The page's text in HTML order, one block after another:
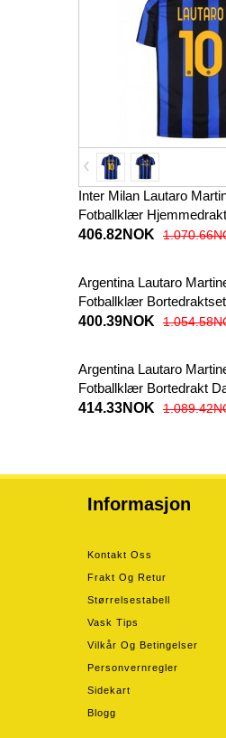
Inter Milan Lautaro
Fotballklær
Kortermet
406.82NOK
Argentina Lautaro
Fotballklær
America 2024 Kortermet
400.39NOK
Argentina Lautaro
Fotballklær Bortedrakt
America 2024 Kortermet
414.33NOK
Informasjon
Kontakt Oss
Frakt Og Retur
Størrelsestabell
Vask Tips
Vilkår Og Betingelser
Personvernregler
Sidekart
Blogg